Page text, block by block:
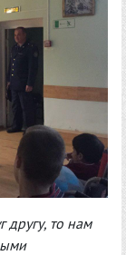
другу, то нам